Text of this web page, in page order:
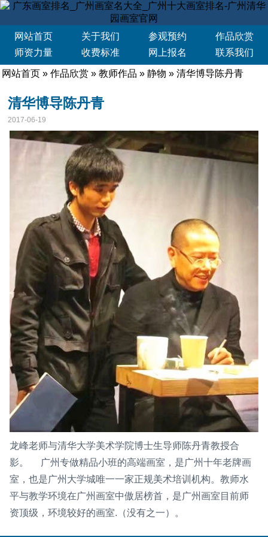
网站首页 关于我们 参观预约
作品欣赏
师资力量
收费标准 网上报名 联系我们
网站首页 » 作品欣赏 » 教师作品 » 静物 » 清华博导陈丹青
清华博导陈丹青
2017-06-19
龙峰老师与清华大学美术学院博士生导师陈丹青教授合
影。 广州专做精品小班的高端画室，是广州十年老牌画
室，也是广州大学城唯一一家正规美术培训机构。教师水
平与教学环境在广州画室中傲居榜首，是广州画室目前师
资顶级，环境较好的画室.（没有之一）。